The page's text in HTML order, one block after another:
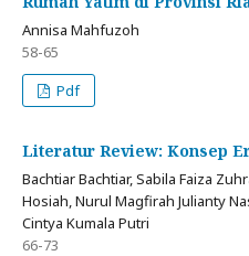
Annisa Mahfuzoh
58-65
Pdf
Literatur Review: Konsep
Bachtiar Bachtiar, Sabila Faiza
Hosiah, Nurul Magfirah Julianty
Cintya Kumala Putri
66-73